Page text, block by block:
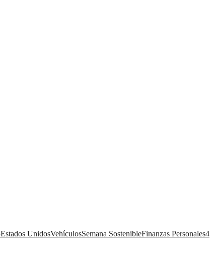
Estados UnidosVehículosSemana SostenibleFinanzas Personales4